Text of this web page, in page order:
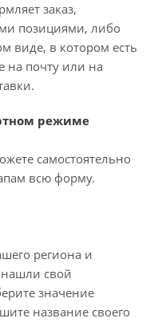
заказ,
позициями, либо
виде, в котором есть
на почту или на
режиме
самостоятельно
всю форму.
региона и
нашли свой
значение
название своего